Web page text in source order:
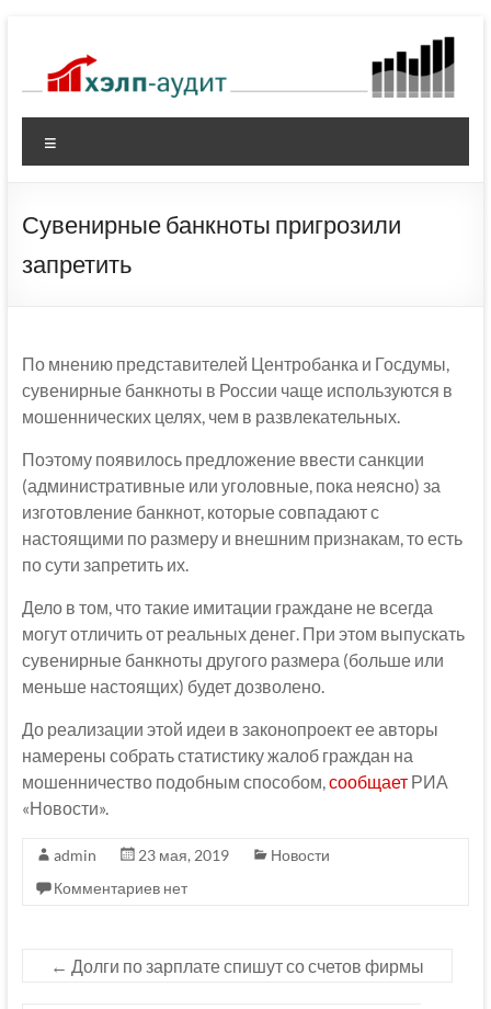
содержимому
Сувенирные банкноты пригрозили
запретить
По мнению представителей Центробанка и Госдумы,
сувенирные банкноты в России чаще используются в
мошеннических целях, чем в развлекательных.
Поэтому появилось предложение ввести санкции
(административные или уголовные, пока неясно) за
изготовление банкнот, которые совпадают с
настоящими по размеру и внешним признакам, то есть
по сути запретить их.
Дело в том, что такие имитации граждане не всегда
могут отличить от реальных денег. При этом выпускать
сувенирные банкноты другого размера (больше или
меньше настоящих) будет дозволено.
До реализации этой идеи в законопроект ее авторы
намерены собрать статистику жалоб граждан на
мошенничество подобным способом,сообщаетРИА
«Новости».
admin 23 мая, 2019
Новости
Комментариев нет
← Долги по зарплате спишут со счетов фирмы